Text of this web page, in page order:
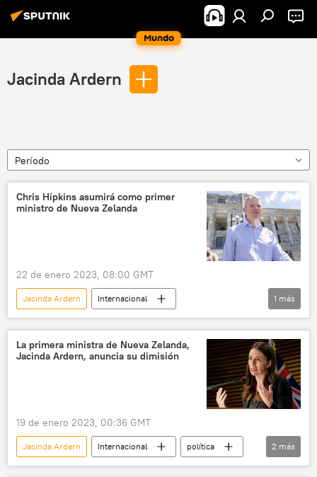
Mundo
Jacinda Ardern
Período
Chris Hipkins asumirá como primer
ministro de Nueva Zelanda
22 de enero 2023, 08:00 GMT
Jacinda Ardern
Internacional
Nueva Zelanda
1 más
La primera ministra de Nueva Zelanda,
Jacinda Ardern, anuncia su dimisión
19 de enero 2023, 00:36 GMT
Jacinda Ardern Internacional
política
seguridad
Nueva Zelanda
2 más